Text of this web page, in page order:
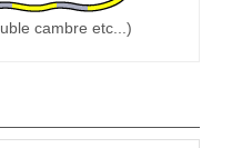
cambre etc...)